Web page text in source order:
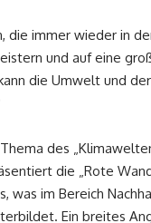
die immer wieder in
und auf eine
die Umwelt und
des
die „Rote
was im Bereich
Ein breites